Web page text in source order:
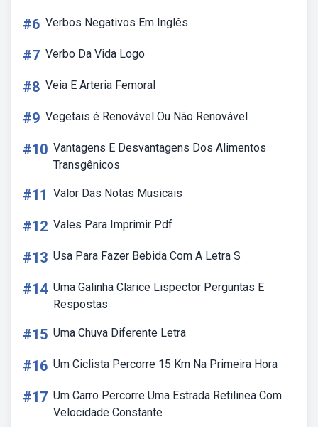
#6 Verbos Negativos Em Inglês
#7 Verbo Da Vida Logo
#8 Veia E Arteria Femoral
#9 Vegetais é Renovável Ou Não Renovável
#10 Vantagens E Desvantagens Dos Alimentos
Transgênicos
#11 Valor Das Notas Musicais
#12 Vales Para Imprimir Pdf
#13 Usa Para Fazer Bebida Com A Letra S
#14 Uma Galinha Clarice Lispector Perguntas E
Respostas
#15 Uma Chuva Diferente Letra
#16 Um Ciclista Percorre 15 Km Na Primeira Hora
#17 Um Carro Percorre Uma Estrada Retilinea Com
Velocidade Constante